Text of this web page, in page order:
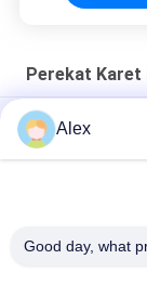
Perekat Karet
Lem Perekat
Label Minuman
Alex
Good day, what